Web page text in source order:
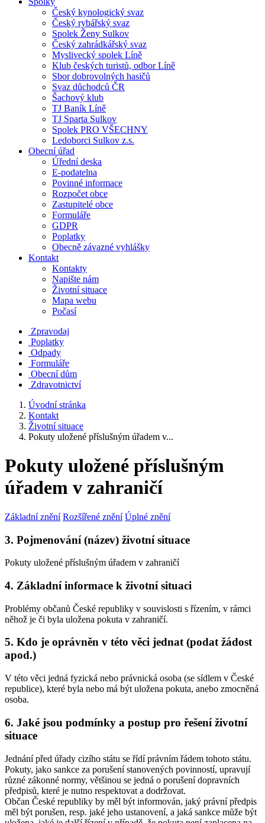
Český kynologický svaz
Český rybářský svaz
Spolek Ženy Sulkov
Český zahrádkářský svaz
Myslivecký spolek Líně
Klub českých turistů, odbor Líně
Sbor dobrovolných hasičů
Svaz důchodců ČR
Šachový klub
TJ Baník Líně
TJ Sparta Sulkov
Spolek PRO VŠECHNY
Ledoborci Sulkov z.s.
Obecní úřad
Úřední deska
E-podatelna
Povinné informace
Rozpočet obce
Zastupitelé obce
Formuláře
GDPR
Poplatky
Obecně závazné vyhlášky
Kontakt
Kontakty
Napište nám
Životní situace
Mapa webu
Počasí
Zpravodaj
Poplatky
Odpady
Formuláře
Obecní dům
Zdravotnictví
Úvodní stránka
Kontakt
Životní situace
Pokuty uložené příslušným úřadem v...
Pokuty uložené příslušným
úřadem v zahraničí
Základní znění Rozšířené znění Úplné znění
3. Pojmenování (název) životní situace
Pokuty uložené příslušným úřadem v zahraničí
4. Základní informace k životní situaci
Problémy občanů České republiky v souvislosti s řízením, v rámci
něhož je či byla uložena pokuta v zahraničí.
5. Kdo je oprávněn v této věci jednat (podat žádost
apod.)
V této věci jedná fyzická nebo právnická osoba (se sídlem v České
republice), které byla nebo má být uložena pokuta, anebo zmocněná
osoba.
6. Jaké jsou podmínky a postup pro řešení životní
situace
Jednání před úřady cizího státu se řídí právním řádem tohoto státu.
Pokuty, jako sankce za porušení stanovených povinností, upravují
různé zákonné normy, většinou se jedná o porušení dopravních
předpisů, které je nutno respektovat a dodržovat.
Občan České republiky by měl být informován, jaký právní předpis
měl být porušen, resp. jaké jeho ustanovení, a jaká sankce může být